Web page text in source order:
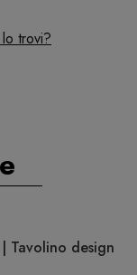
trovi?
Tavolino design